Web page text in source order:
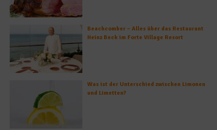
Beachcomber – Alles über das Restaurant
Heinz Beck im Forte Village Resort
Was ist der Unterschied zwischen Limonen
und Limetten?